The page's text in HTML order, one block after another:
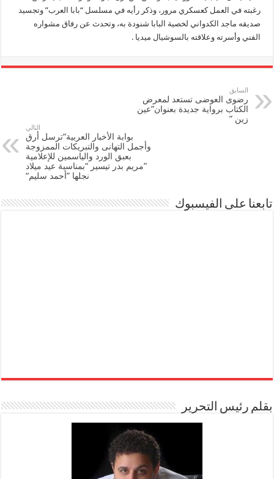
رغبته في العمل كعسكري مرور، وذكر رأيه في مسلسل “بابا العرب” وتجسيد
صديقه ماجد الكدواني لخصية البابا شنودة به، وتحدث عن رفاق مشواره
الفني وأسرته وعلاقته بالسوشيال ميديا .
السابق
رضوى العوضى تستعد لمعرض
الكتاب برواية جديدة بعنوان”عين
زين ”
التالي
بوابة الأخبار العربية“ترسل أرق
وأجمل التهانى والتبريكات الممزوجة
بعبق الورد والياسمين للإعلامية
”مريم بدر تيسير “بمناسبة عيد ميلاد
نجلها ”أحمد سليم“
تابعنا على الفيسبوك
بقلم رئيس التحرير